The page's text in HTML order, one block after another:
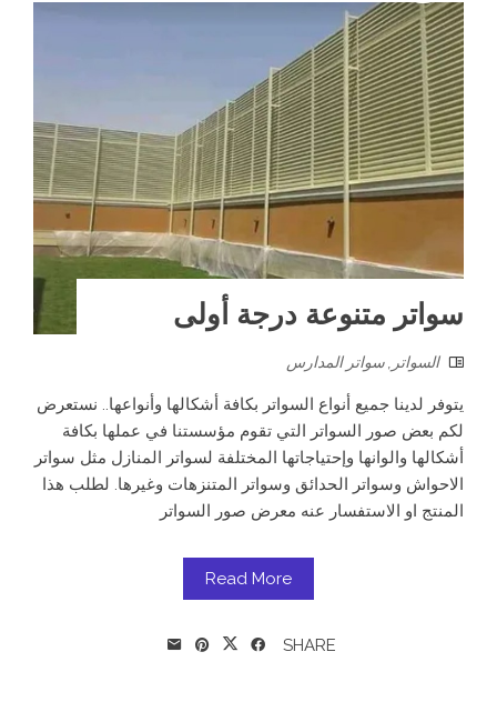
سواتر متنوعة درجة أولى
السواتر سواتر المدارس
يتوفر لدينا جميع أنواع السواتر بكافة أشكالها وأنواعها.. نستعرض
لكم بعض صور السواتر التي تقوم مؤسستنا في عملها بكافة
أشكالها والوانها وإحتياجاتها المختلفة لسواتر المنازل مثل سواتر
الاحواش وسواتر الحدائق وسواتر المتنزهات وغيرها. لطلب هذا
المنتج او الاستفسار عنه معرض صور السواتر
Read More
SHARE